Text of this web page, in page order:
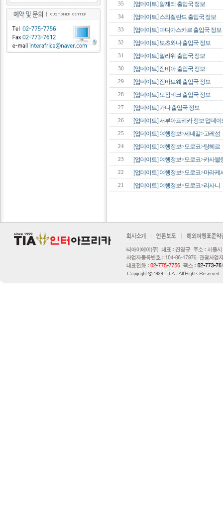
35 [업데이트] 알제리 출입국 정보
34 [업데이트] 스와질란드 출입국 정보
33 [업데이트] 마다가스카르 출입국 정보
32 [업데이트] 보츠와나 출입국 정보
31 [업데이트] 말라위 출입국 정보
30 [업데이트] 잠비아 출입국 정보
29 [업데이트] 짐바브웨 출입국 정보
28 [업데이트] 모잠비크 출입국 정보
27 [업데이트] 가나 출입국 정보
26 [업데이트] 서부아프리카 정보 업데이
25 [업데이트] 여행정보>세네갈>고레섬
24 [업데이트] 여행정보>모로코>탕헤르
23 [업데이트] 여행정보>모로코>카사블
22 [업데이트] 여행정보>모로코>마라케
21 [업데이트] 여행정보>모로코>리사니